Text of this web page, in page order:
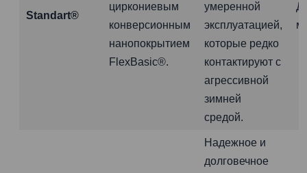
Standart®
циркониевым
конверсионным
нанопокрытием
FlexBasic®.
умеренной
эксплуатацией,
которые редко
контактируют с
агрессивной
зимней
средой.
Надежное и
долговечное